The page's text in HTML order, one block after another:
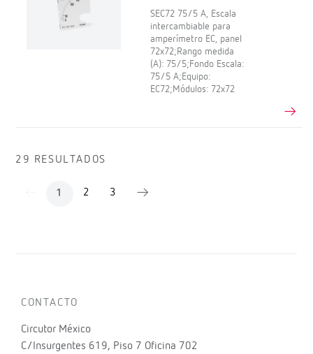
SEC72 75/5 A, Escala
intercambiable para
amperímetro EC, panel
72x72;Rango medida
(A): 75/5;Fondo Escala:
75/5 A;Equipo:
EC72;Módulos: 72x72
29 RESULTADOS
1 2 3
CONTACTO
Circutor México
C/Insurgentes 619, Piso 7 Oficina 702